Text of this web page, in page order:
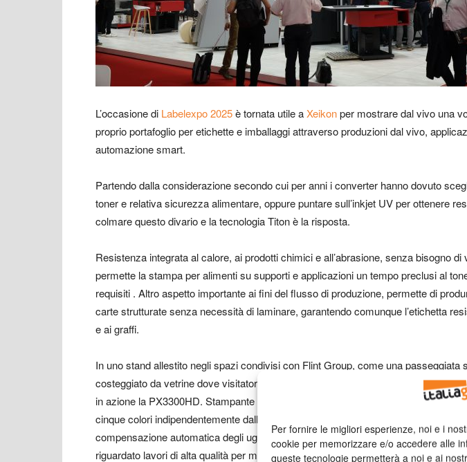
Per fornire le migliori esperienze, noi e i
cookie per memorizzare e/o accedere alle
queste tecnologie permetterà a noi e ai
L’occasione di Labelexpo 2025è tornata utile aXeikonper mostrare dal vivo una
proprio portafoglio per etichette e imballaggi attraverso produzioni dal vivo,
automazione smart.
Partendo dalla considerazione secondo cui per anni i converter hanno dovuto
toner e relativa sicurezza alimentare, oppure puntare sull’inkjet UV per ottenere
colmare questo divario e la tecnologia Titon è la risposta.
Resistenza integrata al calore, ai prodotti chimici e all’abrasione, senza bisogno di
permette la stampa per alimenti su supporti e applicazioni un tempo preclusi al
requisiti . Altro aspetto importante ai fini del flusso di produzione, permette di
carte strutturate senza necessità di laminare, garantendo comunque l’etichetta
e ai graffi.
In uno stand allestito negli spazi condivisi con Flint Group, come una passeggiata
costeggiato da vetrine dove visitatori hanno potuto visionare applicazioni per ogni
in azione la PX3300HD. Stampante UV inkjet in grado di operare a velocità elevate
cinque colori indipendentemente dalla complessità dell’immagine o dal consumo di
compensazione automatica degli ugelli, a tutela dei tempi di produzione. A
riguardato lavori di alta qualità per mercati esigenti come chimica, salute &